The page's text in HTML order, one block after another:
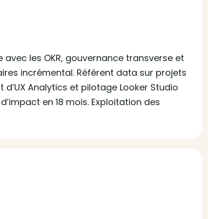
les OKR, gouvernance transverse et
incrémental. Référent data sur projets
Analytics et pilotage Looker Studio
en 18 mois. Exploitation des